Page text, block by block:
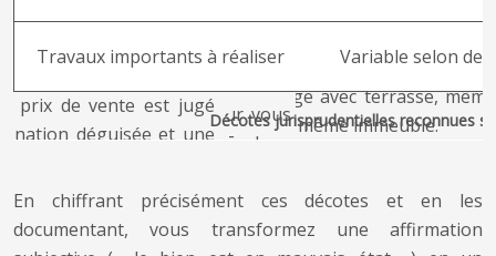
Décotes jurisprudentielles reconnues
Travaux importants à réaliser Variable selon
En chiffrant précisément ces décotes et en les
documentant, vous transformez une affirmation